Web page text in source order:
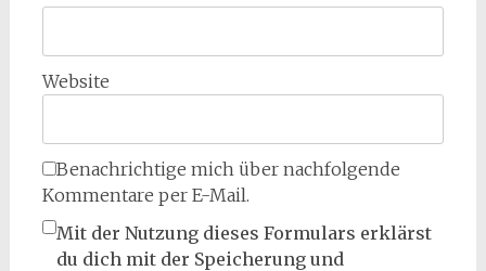
Website
Benachrichtige mich über nachfolgende
Kommentare per E-Mail.
Mit der Nutzung dieses Formulars erklärst
du dich mit der Speicherung und